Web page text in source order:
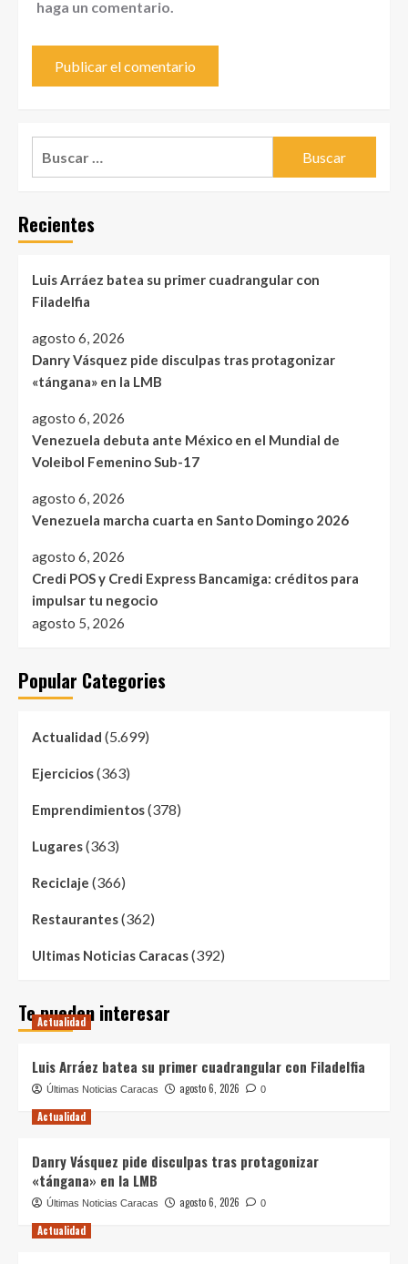
haga un comentario.
Recientes
Luis Arráez batea su primer cuadrangular con
Filadelfia
agosto 6, 2026
Danry Vásquez pide disculpas tras protagonizar
«tángana» en la LMB
agosto 6, 2026
Venezuela debuta ante México en el Mundial de
Voleibol Femenino Sub-17
agosto 6, 2026
Venezuela marcha cuarta en Santo Domingo 2026
agosto 6, 2026
Credi POS y Credi Express Bancamiga: créditos para
impulsar tu negocio
agosto 5, 2026
Popular Categories
Actualidad (5.699)
Ejercicios(363)
Emprendimientos(378)
Lugares(363)
Reciclaje (366)
Restaurantes(362)
Ultimas Noticias Caracas(392)
Te pueden interesar
Actualidad
Luis Arráez batea su primer cuadrangular con Filadelfia
Últimas Noticias Caracas agosto 6, 2026 0
Actualidad
Danry Vásquez pide disculpas tras protagonizar
«tángana» en la LMB
Últimas Noticias Caracas agosto 6, 2026 0
Actualidad